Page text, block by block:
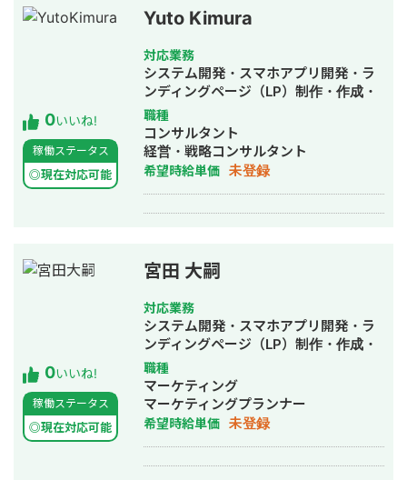
てExcelで作成された設計書の自動最新
化機能も実装。 初期は社内ツールのチ
ームに所属しPJとの要件定義含めた全
行程を経験。 CI環境構築や、SQLチュ
ーニングによる性能改善も実施。 入社
当初より、複数の言語・FW・DBなど
を経験し、都度新しい技術要素をキャ
ッチアップする働き方をしていた。 サ
ーバサイド(FW) :
Java(SpringFramework,SpringBoot)
フロントエンドFW : Vue.js(Vuetify)
DB : PostgreSQL, SQLite, Datastax
プト : ExcelVBA 在籍中に競技プログラ
ミングを始め、AtCoderで水色～青色
に到達。 ■独立後 フリーランスのフル
スタックエンジニアとして複数案件を
並行して技術要素検討や処理方針策定
といったアドバイザリ的業務から要件
定義設計開発以降まで幅広く遂行。 簡
易的なインフラアーキ設計も行った。
前職でも培った都度キャッチアップし
業務に利用できるレベルで身に着ける
動きをしてスキルを広げている。 ・シ
ステム機能群リプレース 方針書や設計
0いいね!
稼働ステータス
◎現在対応可能
Yuto Kimura
対応業務
システム開発・スマホアプリ開発・ラ
ンディングページ（LP）制作・作成・
SEO対策・SNS運用代行・ホームペー
ジ制作・作成・バナー制作・デザイ
ン・ロゴデザイン・作成・イラスト制
作・リスティング広告運用代行・オウ
ンドメディア制作・構築・運用代行
職種
コンサルタント
経営・戦略コンサルタント
希望時給単価 未登録
0いいね!
稼働ステータス
◎現在対応可能
宮田 大嗣
対応業務
システム開発・スマホアプリ開発・ラ
ンディングページ（LP）制作・作成・
SEO対策・SNS運用代行・記事作成代
行・ライティング・ホームページ制
作・作成・バナー制作・デザイン・ロ
ゴデザイン・作成・リスティング広告
運用代行・オウンドメディア制作・構
築・運用代行・AI活用
職種
マーケティング
マーケティングプランナー
希望時給単価 未登録